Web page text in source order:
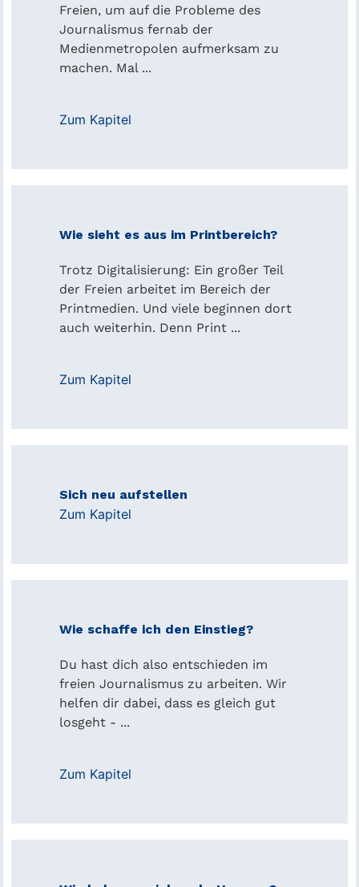
Freien, um auf die Probleme des
Journalismus fernab der
Medienmetropolen aufmerksam zu
machen. Mal ...
Zum Kapitel
Wie sieht es aus im Printbereich?
Trotz Digitalisierung: Ein großer Teil
der Freien arbeitet im Bereich der
Printmedien. Und viele beginnen dort
auch weiterhin. Denn Print ...
Zum Kapitel
Sich neu aufstellen
Zum Kapitel
Wie schaffe ich den Einstieg?
Du hast dich also entschieden im
freien Journalismus zu arbeiten. Wir
helfen dir dabei, dass es gleich gut
losgeht - ...
Zum Kapitel